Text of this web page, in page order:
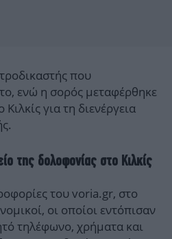
που
ενώ η σορός μεταφέρθηκε
για τη διενέργεια
της δολοφονίας στο Κιλκίς
του voria.gr, στο
οι οποίοι εντόπισαν
τηλέφωνο, χρήματα και